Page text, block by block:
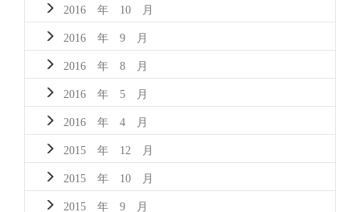
2016 年 10 月
2016 年 9 月
2016 年 8 月
2016 年 5 月
2016 年 4 月
2015 年 12 月
2015 年 10 月
2015 年 9 月